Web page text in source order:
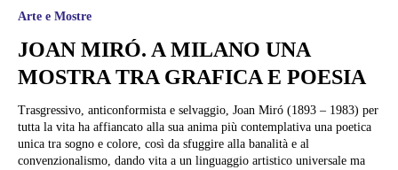
Arte e Mostre
JOAN MIRÓ. A MILANO UNA
MOSTRA TRA GRAFICA E POESIA
Trasgressivo, anticonformista e selvaggio, Joan Miró (1893 – 1983) per
tutta la vita ha affiancato alla sua anima più contemplativa una poetica
unica tra sogno e colore, così da sfuggire alla banalità e al
convenzionalismo, dando vita a un linguaggio artistico universale ma